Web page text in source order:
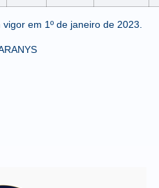
em 1º de janeiro de 2023.